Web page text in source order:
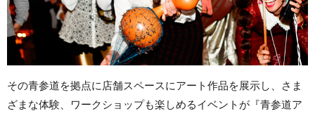
その青参道を拠点に店舗スペースにアート作品を展示し、さま
ざまな体験、ワークショップも楽しめるイベントが『青参道ア